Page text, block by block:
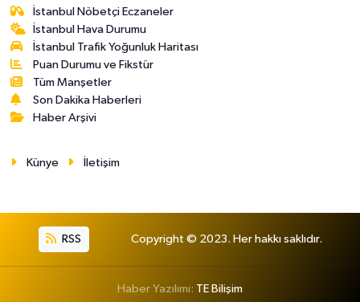
İstanbul Nöbetçi Eczaneler
İstanbul Hava Durumu
İstanbul Trafik Yoğunluk Haritası
Puan Durumu ve Fikstür
Tüm Manşetler
Son Dakika Haberleri
Haber Arşivi
Künye İletişim
RSS Copyright © 2023. Her hakkı saklıdır.
Haber Yazılımı: TE Bilişim